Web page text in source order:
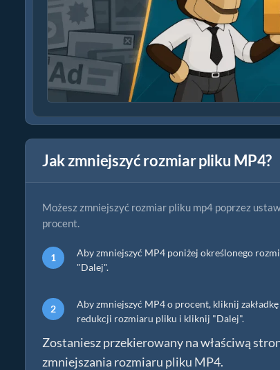
Jak zmniejszyć rozmiar pliku MP4?
Możesz zmniejszyć rozmiar pliku mp4 poprzez
procent.
Aby zmniejszyć MP4 poniżej określonego
"Dalej".
Aby zmniejszyć MP4 o procent, kliknij
redukcji rozmiaru pliku i kliknij "Dalej".
Zostaniesz przekierowany na właściwą
zmniejszania rozmiaru pliku MP4.